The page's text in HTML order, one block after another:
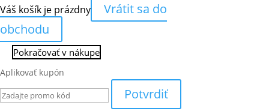
Váš košík je prázdny
Vrátit sa do
obchodu
Pokračovať v nákupe
Aplikovať kupón
Potvrdiť